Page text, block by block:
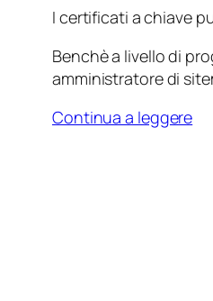
I certificati a chiave
Benchè a livello di
amministratore di
Continua a leggere